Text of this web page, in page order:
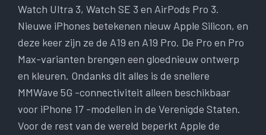
Watch Ultra 3, Watch SE 3 en AirPods Pro 3.
Nieuwe iPhones betekenen nieuw Apple Silicon, en
deze keer zijn ze de A19 en A19 Pro. De Pro en Pro
Max-varianten brengen een gloednieuw ontwerp
en kleuren. Ondanks dit alles is de snellere
MMWave 5G -connectiviteit alleen beschikbaar
voor iPhone 17 -modellen in de Verenigde Staten.
Voor de rest van de wereld beperkt Apple de